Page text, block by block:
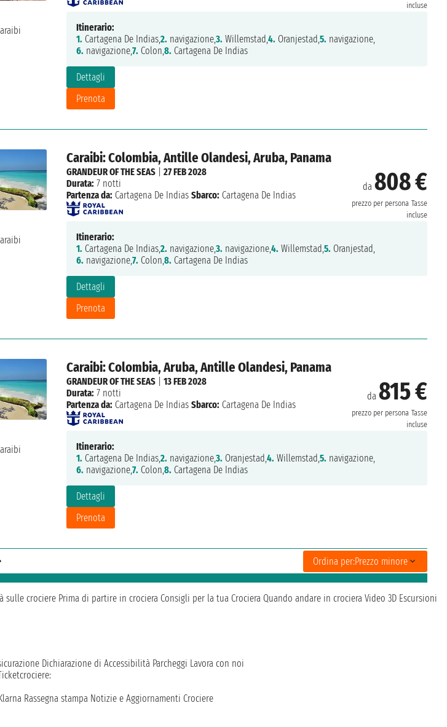
incluse
Dettagli
Prenota
Itinerario:
1. Cartagena De Indias,2. navigazione,3. Willemstad,4. Oranjestad,5. navigazione,
6. navigazione,7. Colon,8. Cartagena De Indias
Caraibi: Colombia, Antille Olandesi, Aruba, Panama
da 808 €
prezzo per persona Tasse
incluse
Dettagli
Prenota
GRANDEUR OF THE SEAS| 27 FEB 2028
Durata: 7 notti
Partenza da: Cartagena De Indias Sbarco: Cartagena De Indias
Itinerario:
1. Cartagena De Indias,2. navigazione,3. navigazione,4. Willemstad,5. Oranjestad,
6. navigazione,7. Colon,8. Cartagena De Indias
Caraibi: Colombia, Aruba, Antille Olandesi, Panama
da 815 €
prezzo per persona Tasse
incluse
Dettagli
Prenota
GRANDEUR OF THE SEAS| 13 FEB 2028
Durata: 7 notti
Partenza da: Cartagena De Indias Sbarco: Cartagena De Indias
Itinerario:
1. Cartagena De Indias,2. navigazione,3. Oranjestad,4. Willemstad,5. navigazione,
6. navigazione,7. Colon,8. Cartagena De Indias
Ordina per:Prezzo minore
sulle crociere Prima di partire in crociera Consigli per la tua Crociera Quando andare in crociera Video 3D Escursioni
Dichiarazione di Accessibilità Parcheggi Lavora con noi
Klarna Rassegna stampa Notizie e Aggiornamenti Crociere